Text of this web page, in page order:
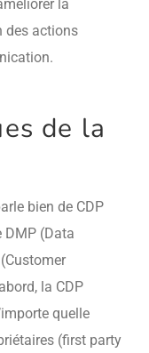
la
des actions
de la
bien de CDP
DMP (Data
la CDP
quelle
(first party